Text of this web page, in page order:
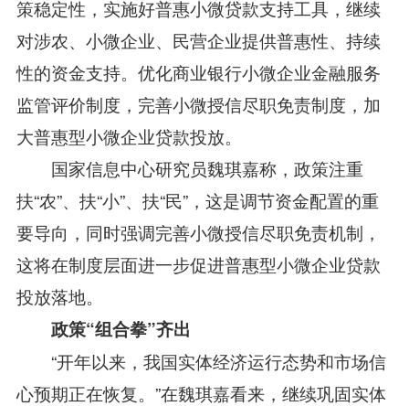
策稳定性，实施好普惠小微贷款支持工具，继续
对涉农、小微企业、民营企业提供普惠性、持续
性的资金支持。优化商业银行小微企业金融服务
监管评价制度，完善小微授信尽职免责制度，加
大普惠型小微企业贷款投放。
国家信息中心研究员魏琪嘉称，政策注重
扶“农”、扶“小”、扶“民”，这是调节资金配置的重
要导向，同时强调完善小微授信尽职免责机制，
这将在制度层面进一步促进普惠型小微企业贷款
投放落地。
政策“组合拳”齐出
“开年以来，我国实体经济运行态势和市场信
心预期正在恢复。”在魏琪嘉看来，继续巩固实体